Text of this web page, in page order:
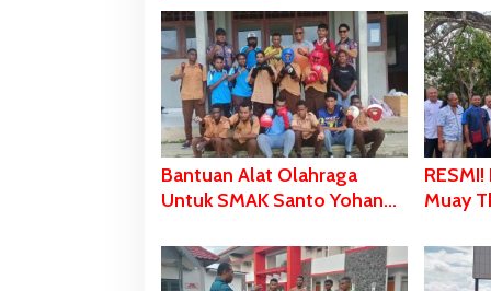
Bantuan Alat Olahraga
Untuk SMAK Santo Yohanes
Pabangke: Masa Depan Bisa
Dibangun Melalui Prestasi
Muay
SMK